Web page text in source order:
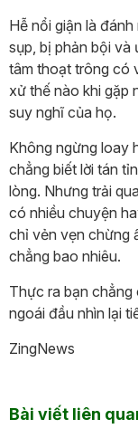
Hễ nổi giận là
sụp, bị phản bội
tâm thoạt trông có
xử thế nào khi gặp
suy nghĩ của họ.
Không ngừng loay
chẳng biết lời tán
lòng. Nhưng trải
có nhiều chuyện
chỉ vẻn vẹn chừng
chẳng bao nhiêu.
Thực ra bạn chẳng
ngoái đầu nhìn lại
ZingNews
Bài viết liên